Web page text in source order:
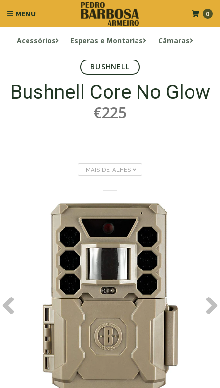
MENU 0
Acessórios Esperas e Montarias Câmaras
BUSHNELL
Bushnell Core No Glow
€225
MAIS DETALHES